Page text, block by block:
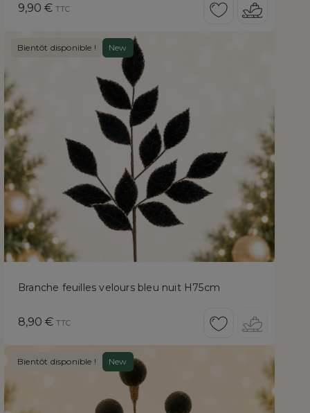
Prix
9,90 € TTC
Bientôt disponible ! New
Branche feuilles velours bleu nuit H75cm
Prix
8,90 € TTC
Bientôt disponible ! New